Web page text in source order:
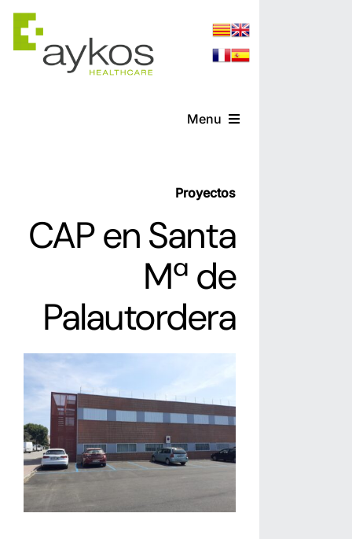
contenido
Menu
Contacto
Proyectos
CAP en Santa
Mª de
Palautordera